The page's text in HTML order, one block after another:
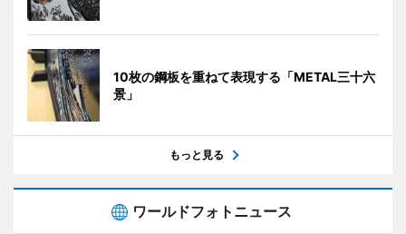
10枚の鋼板を重ねて表現する「METAL三十六
景」
もっと見る
ワールドフォトニュース